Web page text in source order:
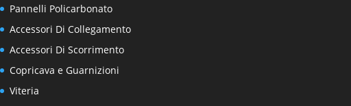
Pannelli Policarbonato
Accessori Di Collegamento
Accessori Di Scorrimento
Copricava e Guarnizioni
Viteria